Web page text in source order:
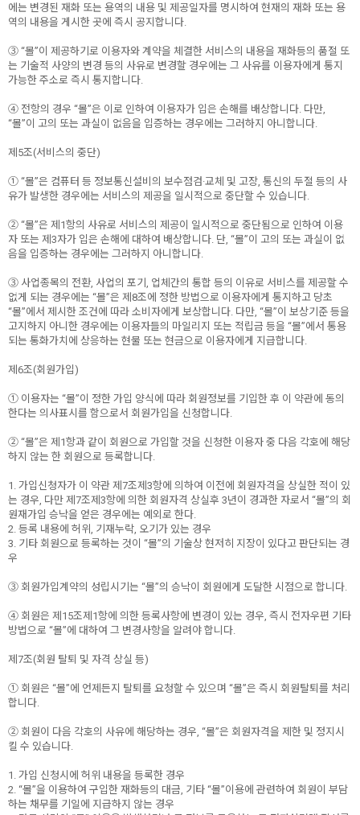
에는 변경된 재화 또는 용역의 내용 및 제공일자를 명시하여 현재의 재화 또는 용
역의 내용을 게시한 곳에 즉시 공지합니다.
③ “몰”이 제공하기로 이용자와 계약을 체결한 서비스의 내용을 재화등의 품절 또
는 기술적 사양의 변경 등의 사유로 변경할 경우에는 그 사유를 이용자에게 통지
가능한 주소로 즉시 통지합니다.
④ 전항의 경우 “몰”은 이로 인하여 이용자가 입은 손해를 배상합니다. 다만,
“몰”이 고의 또는 과실이 없음을 입증하는 경우에는 그러하지 아니합니다.
제5조(서비스의 중단)
① “몰”은 컴퓨터 등 정보통신설비의 보수점검·교체 및 고장, 통신의 두절 등의 사
유가 발생한 경우에는 서비스의 제공을 일시적으로 중단할 수 있습니다.
② “몰”은 제1항의 사유로 서비스의 제공이 일시적으로 중단됨으로 인하여 이용
자 또는 제3자가 입은 손해에 대하여 배상합니다. 단, “몰”이 고의 또는 과실이 없
음을 입증하는 경우에는 그러하지 아니합니다.
③ 사업종목의 전환, 사업의 포기, 업체간의 통합 등의 이유로 서비스를 제공할 수
없게 되는 경우에는 “몰”은 제8조에 정한 방법으로 이용자에게 통지하고 당초
“몰”에서 제시한 조건에 따라 소비자에게 보상합니다. 다만, “몰”이 보상기준 등을
고지하지 아니한 경우에는 이용자들의 마일리지 또는 적립금 등을 “몰”에서 통용
되는 통화가치에 상응하는 현물 또는 현금으로 이용자에게 지급합니다.
제6조(회원가입)
① 이용자는 “몰”이 정한 가입 양식에 따라 회원정보를 기입한 후 이 약관에 동의
한다는 의사표시를 함으로서 회원가입을 신청합니다.
② “몰”은 제1항과 같이 회원으로 가입할 것을 신청한 이용자 중 다음 각호에 해당
하지 않는 한 회원으로 등록합니다.
1. 가입신청자가 이 약관 제7조제3항에 의하여 이전에 회원자격을 상실한 적이 있
는 경우, 다만 제7조제3항에 의한 회원자격 상실후 3년이 경과한 자로서 “몰”의 회
원재가입 승낙을 얻은 경우에는 예외로 한다.
2. 등록 내용에 허위, 기재누락, 오기가 있는 경우
3. 기타 회원으로 등록하는 것이 “몰”의 기술상 현저히 지장이 있다고 판단되는 경
우
③ 회원가입계약의 성립시기는 “몰”의 승낙이 회원에게 도달한 시점으로 합니다.
④ 회원은 제15조제1항에 의한 등록사항에 변경이 있는 경우, 즉시 전자우편 기타
방법으로 “몰”에 대하여 그 변경사항을 알려야 합니다.
제7조(회원 탈퇴 및 자격 상실 등)
① 회원은 “몰”에 언제든지 탈퇴를 요청할 수 있으며 “몰”은 즉시 회원탈퇴를 처리
합니다.
② 회원이 다음 각호의 사유에 해당하는 경우, “몰”은 회원자격을 제한 및 정지시
킬 수 있습니다.
1. 가입 신청시에 허위 내용을 등록한 경우
2. “몰”을 이용하여 구입한 재화등의 대금, 기타 “몰”이용에 관련하여 회원이 부담
하는 채무를 기일에 지급하지 않는 경우